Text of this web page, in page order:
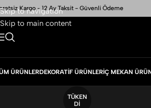
Skip to navigation
Skip to main content
Kargo - 12 Ay Taksit - Güvenli Ödeme
ÜRÜNLERDEKORATIF ÜRÜNLERİÇ MEKAN
TÜKEN
DI